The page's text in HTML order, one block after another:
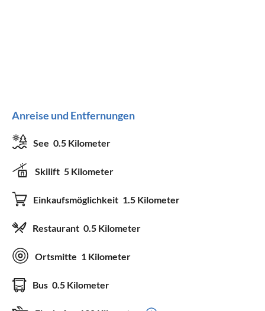
Anreise und Entfernungen
See 0.5 Kilometer
Skilift 5 Kilometer
Einkaufsmöglichkeit 1.5 Kilometer
Restaurant 0.5 Kilometer
Ortsmitte 1 Kilometer
Bus 0.5 Kilometer